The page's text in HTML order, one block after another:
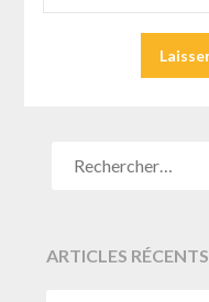
ARTICLES RÉCENTS